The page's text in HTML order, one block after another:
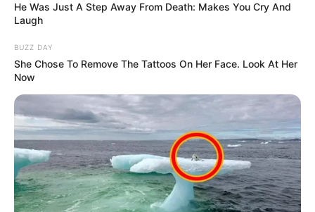
He Was Just A Step Away From Death: Makes You Cry And
Laugh
BUZZ DAY
She Chose To Remove The Tattoos On Her Face. Look At Her
Now